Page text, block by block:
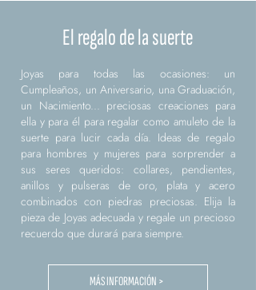
El regalo de la suerte
Joyas para todas las ocasiones: un
Cumpleaños, un Aniversario, una Graduación,
un Nacimiento... preciosas creaciones para
ella y para él para regalar como amuleto de la
suerte para lucir cada día. Ideas de regalo
para hombres y mujeres para sorprender a
sus seres queridos: collares, pendientes,
anillos y pulseras de oro, plata y acero
combinados con piedras preciosas. Elija la
pieza de Joyas adecuada y regale un precioso
recuerdo que durará para siempre.
MÁS INFORMACIÓN >